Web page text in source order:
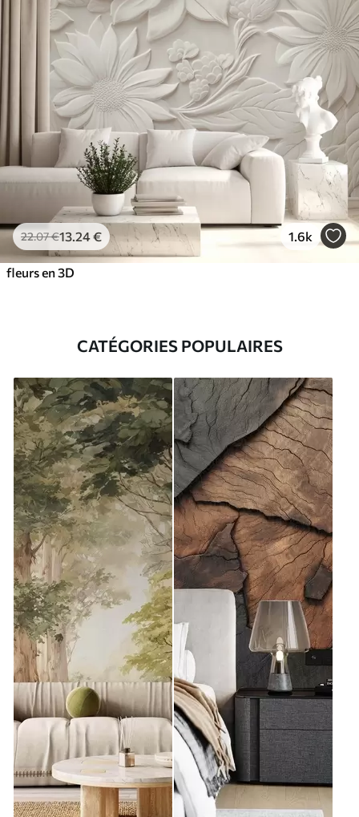
22.07€13 .24€ 1.6k
fleurs en 3D
CATÉGORIES POPULAIRES